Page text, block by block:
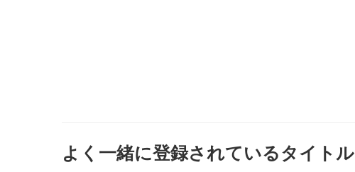
よく一緒に登録されているタイトル